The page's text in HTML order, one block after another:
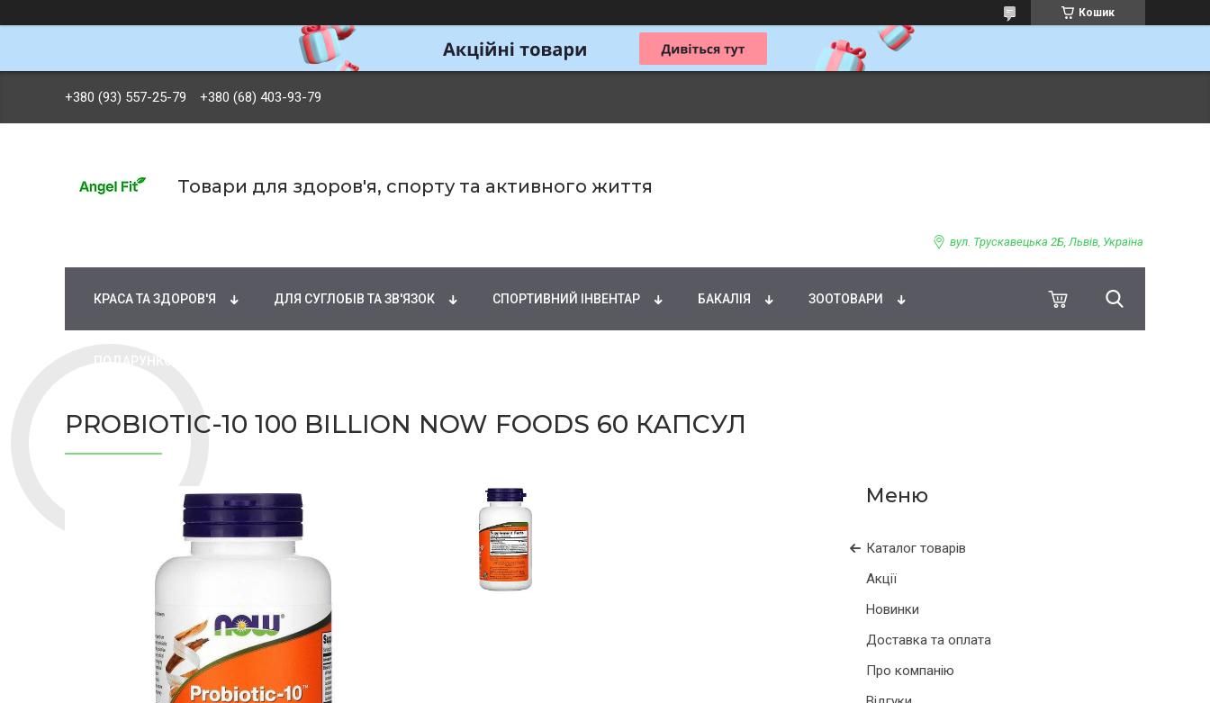
Кошик
+380 (93) 557-25-79 +380 (68) 403-93-79
Товари для здоров'я, спорту та активного життя
вул. Трускавецька 2Б, Львів, Україна
КРАСА ТА ЗДОРОВ'Я ДЛЯ СУГЛОБІВ ТА ЗВ'ЯЗОК СПОРТИВНИЙ ІНВЕНТАР БАКАЛІЯ ЗООТОВАРИ
PROBIOTIC-10 100 BILLION NOW FOODS 60 КАПСУЛ
Каталог товарів
Акції
Новинки
Доставка та оплата
Про компанію